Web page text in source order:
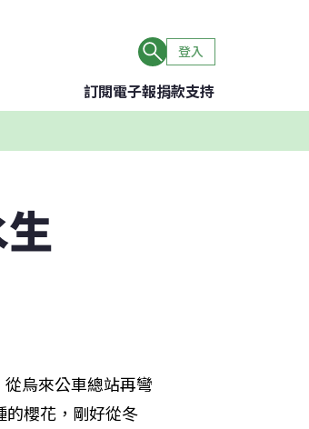
登入
訂閱電子報捐款支持
烏來公車總站再彎
的櫻花，剛好從冬